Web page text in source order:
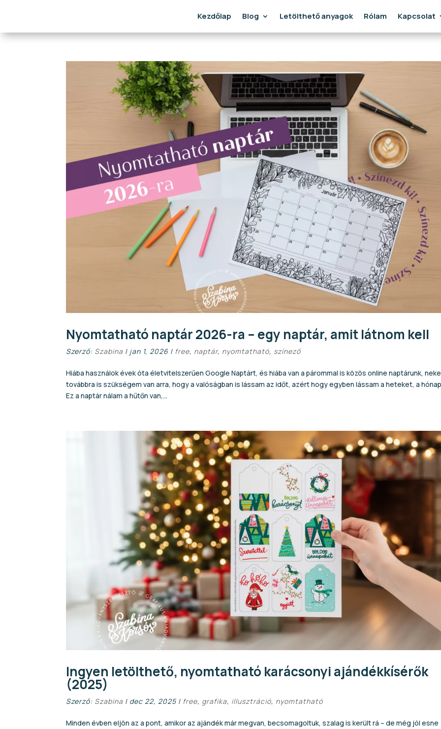
Kezdőlap Blog Letölthető anyagok Rólam Kapcsolat
Nyomtatható naptár 2026-ra – egy naptár, amit látnom kell
Szerző: Szabina | jan 1, 2026 | free, naptár, nyomtatható, színező
Hiába használok évek óta életvitelszerűen Google Naptárt, és hiába van a párommal is közös online naptárunk,
továbbra is szükségem van arra, hogy a valóságban is lássam az időt, azért hogy egyben lássam a heteket, a
Ez a naptár nálam a hűtőn van,...
Ingyen letölthető, nyomtatható karácsonyi ajándékkísérők
(2025)
Szerző: Szabina | dec 22, 2025 | free, grafika, illusztráció, nyomtatható
Minden évben eljön az a pont, amikor az ajándék már megvan, becsomagoltuk, szalag is került rá – de még jól esne